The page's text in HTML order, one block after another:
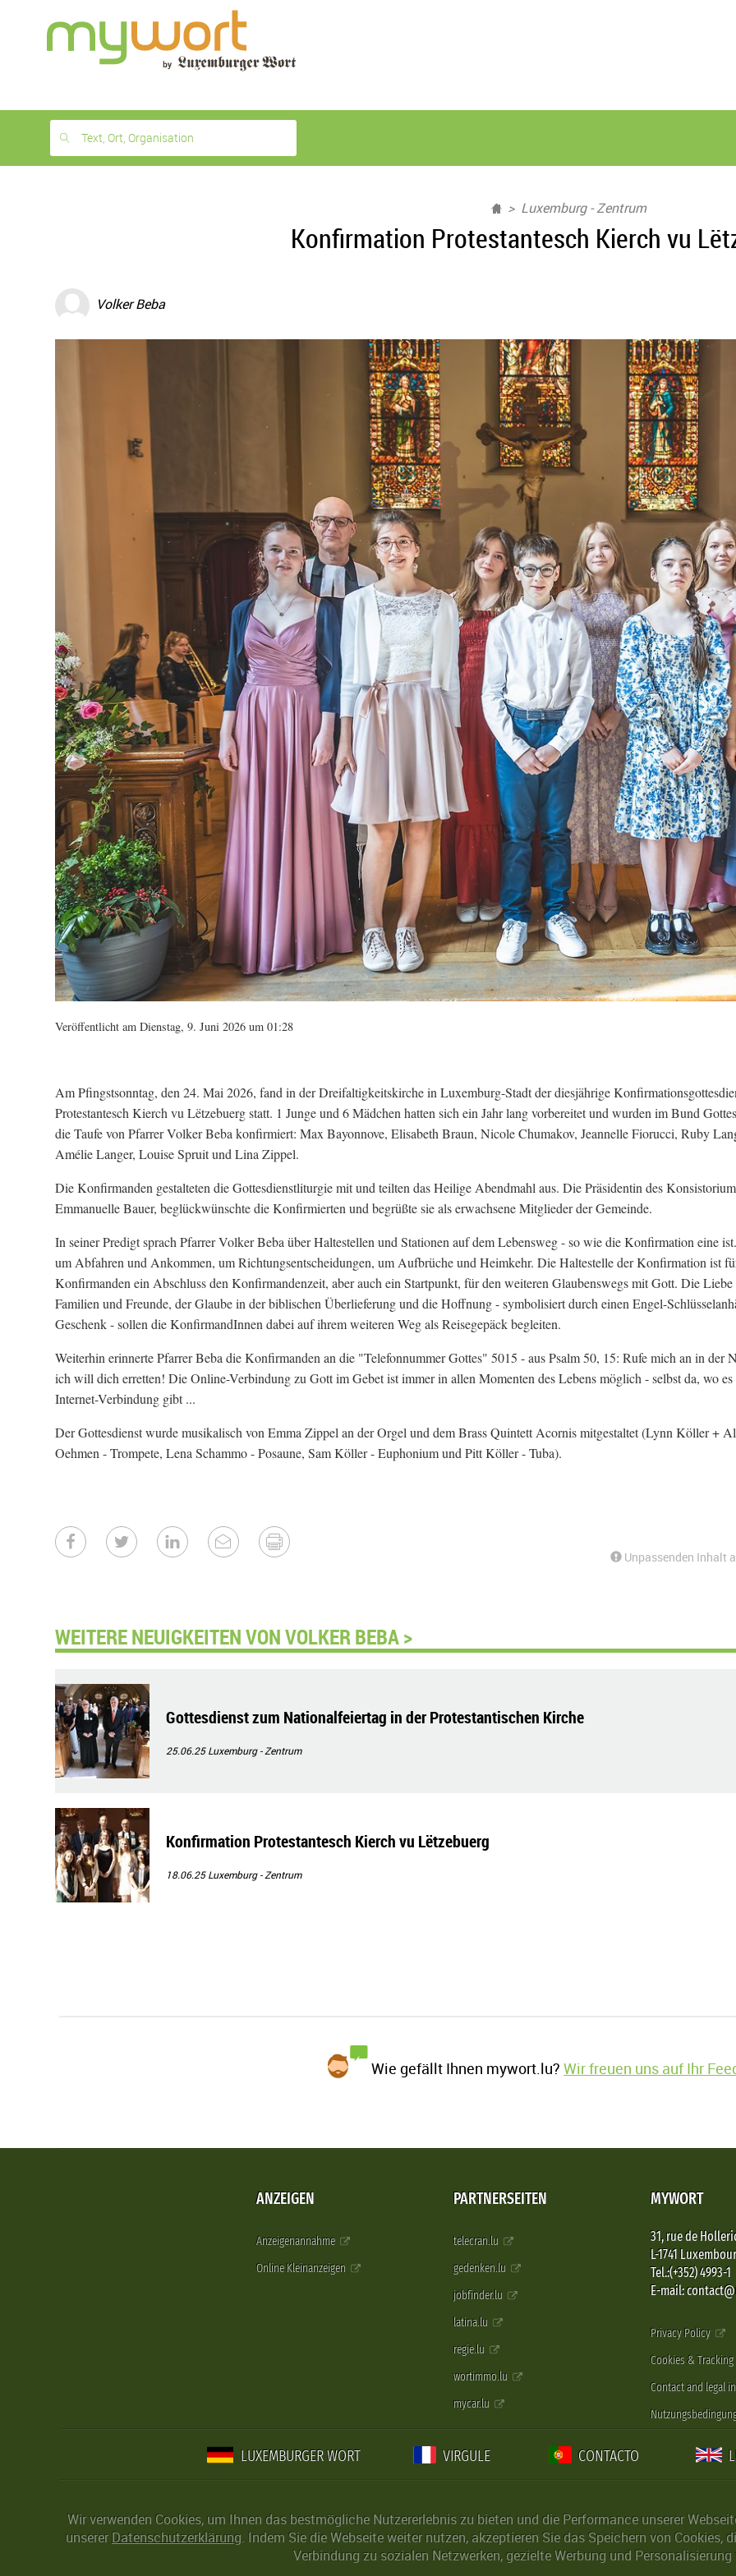
month
free
Text, Ort, Organisation
Luxemburg - Zentrum
Konfirmation Protestantesch Kierch vu
Volker Beba
Veröffentlicht am Dienstag, 9. Juni 2026 um 01:28
Am Pfingstsonntag, den 24. Mai 2026, fand in der Dreifaltigkeitskirche in Luxemburg-Stadt der diesjährige
Protestantesch Kierch vu Lëtzebuerg statt. 1 Junge und 6 Mädchen hatten sich ein Jahr lang vorbereitet und wurden im Bund
die Taufe von Pfarrer Volker Beba konfirmiert: Max Bayonnove, Elisabeth Braun, Nicole Chumakov, Jeannelle Fiorucci, Ruby
Amélie Langer, Louise Spruit und Lina Zippel.
Die Konfirmanden gestalteten die Gottesdienstliturgie mit und teilten das Heilige Abendmahl aus. Die Präsidentin des
Emmanuelle Bauer, beglückwünschte die Konfirmierten und begrüßte sie als erwachsene Mitglieder der Gemeinde.
In seiner Predigt sprach Pfarrer Volker Beba über Haltestellen und Stationen auf dem Lebensweg - so wie die Konfirmation eine
um Abfahren und Ankommen, um Richtungsentscheidungen, um Aufbrüche und Heimkehr. Die Haltestelle der Konfirmation ist
Konfirmanden ein Abschluss den Konfirmandenzeit, aber auch ein Startpunkt, für den weiteren Glaubenswegs mit Gott. Die Liebe
Familien und Freunde, der Glaube in der biblischen Überlieferung und die Hoffnung - symbolisiert durch einen Engel-
Geschenk - sollen die KonfirmandInnen dabei auf ihrem weiteren Weg als Reisegepäck begleiten.
Weiterhin erinnerte Pfarrer Beba die Konfirmanden an die "Telefonnummer Gottes" 5015 - aus Psalm 50, 15: Rufe mich an in der
ich will dich erretten! Die Online-Verbindung zu Gott im Gebet ist immer in allen Momenten des Lebens möglich - selbst da, wo es
Internet-Verbindung gibt ...
Der Gottesdienst wurde musikalisch von Emma Zippel an der Orgel und dem Brass Quintett Acornis mitgestaltet (Lynn Köller +
Oehmen - Trompete, Lena Schammo - Posaune, Sam Köller - Euphonium und Pitt Köller - Tuba).
Unpassenden Inhalt
WEITERE NEUIGKEITEN VON VOLKER BEBA >
Gottesdienst zum Nationalfeiertag in der Protestantischen Kirche
25.06.25Luxemburg - Zentrum
Konfirmation Protestantesch Kierch vu Lëtzebuerg
18.06.25Luxemburg - Zentrum
Wie gefällt Ihnen mywort.lu?Wir freuen uns auf Ihr
ANZEIGEN
Anzeigenannahme
Online Kleinanzeigen
PARTNERSEITEN
telecran.lu
gedenken.lu
jobfinder.lu
latina.lu
regie.lu
wortimmo.lu
mycar.lu
MYWORT
31, rue de
L-1741
Tel.:(+352) 4993-1
E-mail:
Privacy Policy
Cookies & Tracking
Contact and legal
LUXEMBURGER WORT VIRGULE CONTACTO
Wir verwenden Cookies, um Ihnen das bestmögliche Nutzererlebnis zu bieten und die Performance unserer
unserer Datenschutzerklärung. Indem Sie die Webseite weiter nutzen, akzeptieren Sie das Speichern von
Verbindung zu sozialen Netzwerken, gezielte Werbung und